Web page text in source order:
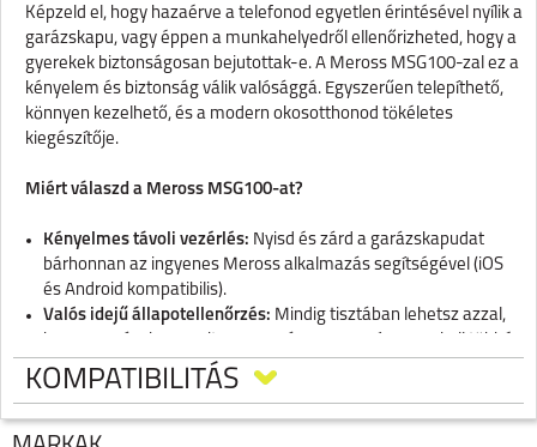
Képzeld el, hogy hazaérve a telefonod egyetlen érintésével nyílik a
garázskapu, vagy éppen a munkahelyedről ellenőrizheted, hogy a
gyerekek biztonságosan bejutottak-e. A Meross MSG100-zal ez a
kényelem és biztonság válik valósággá. Egyszerűen telepíthető,
könnyen kezelhető, és a modern okosotthonod tökéletes
kiegészítője.
Miért válaszd a Meross MSG100-at?
Kényelmes távoli vezérlés: Nyisd és zárd a garázskapudat
bárhonnan az ingyenes Meross alkalmazás segítségével (iOS
és Android kompatibilis).
Valós idejű állapotellenőrzés: Mindig tisztában lehetsz azzal,
aggódnod.
Értesítések: Kapj azonnali értesítéseket, ha a garázskapu
kinyílik vagy bezárul.
Hangvezérlés:
KOMPATIBILITÁS